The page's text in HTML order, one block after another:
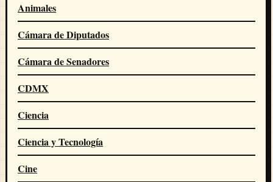
Animales
Cámara de Diputados
Cámara de Senadores
CDMX
Ciencia
Ciencia y Tecnología
Cine